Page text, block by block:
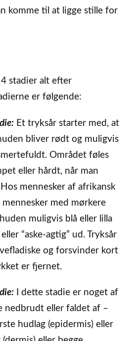
komme til at ligge stille for
stadier alt efter
er følgende:
Et tryksår starter med, at
bliver rødt og muligvis
Området føles
eller hårdt, når man
mennesker af afrikansk
med mørkere
muligvis blå eller lilla
“aske-agtig” ud. Tryksår
og forsvinder kort
er fjernet.
I dette stadie er noget af
nedbrudt eller faldet af –
hudlag (epidermis) eller